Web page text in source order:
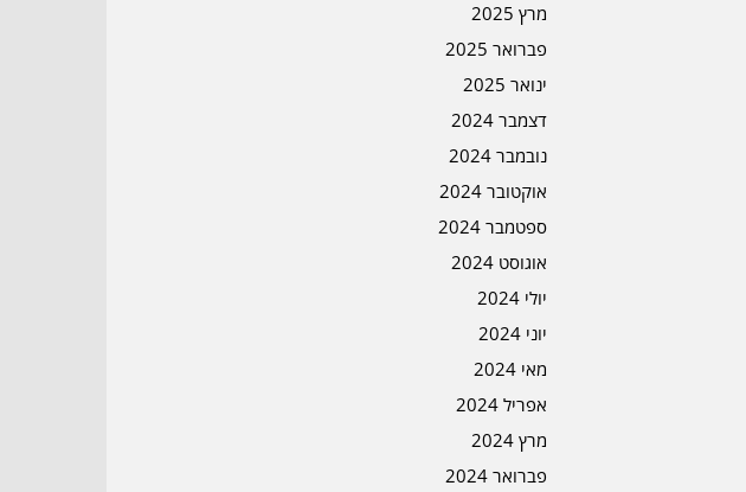
מרץ 2025
פברואר 2025
ינואר 2025
דצמבר 2024
נובמבר 2024
אוקטובר 2024
ספטמבר 2024
אוגוסט 2024
יולי 2024
יוני 2024
מאי 2024
אפריל 2024
מרץ 2024
פברואר 2024